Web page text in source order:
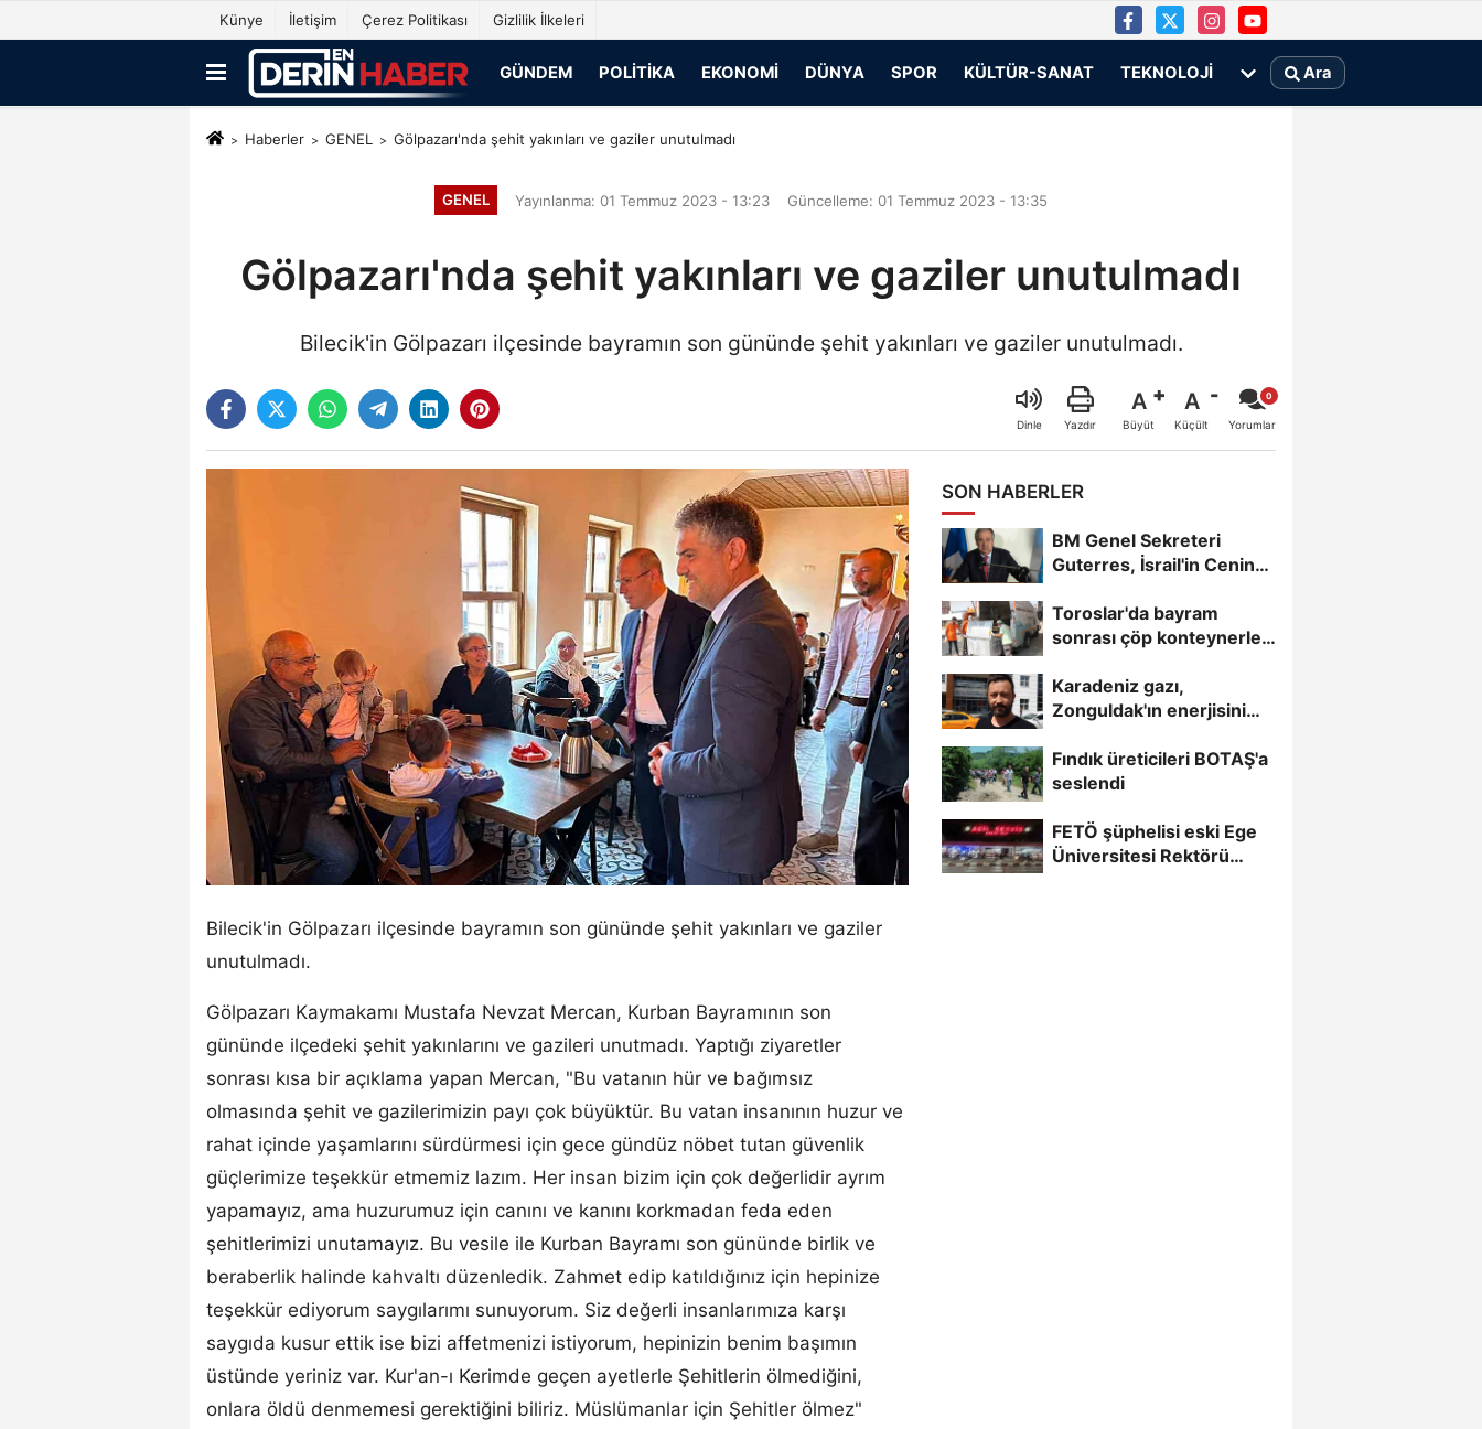
Künye İletişim Çerez Politikası Gizlilik İlkeleri
GÜNDEM POLITIKA EKONOMI DÜNYA SPOR KÜLTÜR-SANAT TEKNOLOJI Ara
Haberler GENEL Gölpazarı'nda şehit yakınları ve gaziler unutulmadı
GENEL Yayınlanma: 01 Temmuz 2023 - 13:23 Güncelleme: 01 Temmuz 2023 - 13:35
Gölpazarı'nda şehit yakınları ve gaziler unutulmadı
Bilecik'in Gölpazarı ilçesinde bayramın son gününde şehit yakınları ve gaziler unutulmadı.
Dinle Yazdır
A
Büyüt
A
Küçült Yorumlar
Bilecik'in Gölpazarı ilçesinde bayramın son gününde şehit yakınları ve gaziler
unutulmadı.
Gölpazarı Kaymakamı Mustafa Nevzat Mercan, Kurban Bayramının son
gününde ilçedeki şehit yakınlarını ve gazileri unutmadı. Yaptığı ziyaretler
sonrası kısa bir açıklama yapan Mercan, "Bu vatanın hür ve bağımsız
olmasında şehit ve gazilerimizin payı çok büyüktür. Bu vatan insanının huzur ve
rahat içinde yaşamlarını sürdürmesi için gece gündüz nöbet tutan güvenlik
güçlerimize teşekkür etmemiz lazım. Her insan bizim için çok değerlidir ayrım
yapamayız, ama huzurumuz için canını ve kanını korkmadan feda eden
şehitlerimizi unutamayız. Bu vesile ile Kurban Bayramı son gününde birlik ve
beraberlik halinde kahvaltı düzenledik. Zahmet edip katıldığınız için hepinize
teşekkür ediyorum saygılarımı sunuyorum. Siz değerli insanlarımıza karşı
saygıda kusur ettik ise bizi affetmenizi istiyorum, hepinizin benim başımın
üstünde yeriniz var. Kur'an-ı Kerimde geçen ayetlerle Şehitlerin ölmediğini,
onlara öldü denmemesi gerektiğini biliriz. Müslümanlar için Şehitler ölmez"
SON HABERLER
BM Genel Sekreteri
Guterres, İsrail'in Cenin
Toroslar'da bayram
sonrası çöp konteynerleri
Karadeniz gazı,
Zonguldak'ın enerjisini
Fındık üreticileri BOTAŞ'a
seslendi
FETÖ şüphelisi eski Ege
Üniversitesi Rektörü